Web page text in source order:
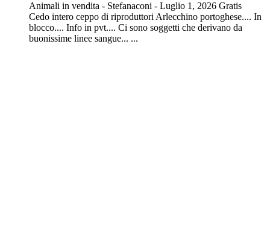
Animali in vendita - Stefanaconi - Luglio 1, 2026 Gratis
Cedo intero ceppo di riproduttori Arlecchino portoghese.... In
blocco.... Info in pvt.... Ci sono soggetti che derivano da
buonissime linee sangue... ...